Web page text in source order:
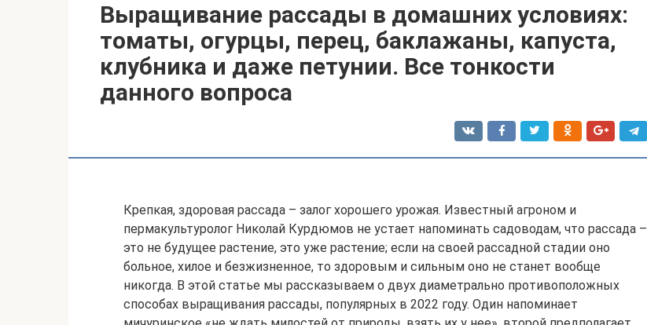
Выращивание рассады в домашних условиях:
томаты, огурцы, перец, баклажаны, капуста,
клубника и даже петунии. Все тонкости
данного вопроса
Крепкая, здоровая рассада – залог хорошего урожая. Известный агроном и
пермакультуролог Николай Курдюмов не устает напоминать садоводам, что рассада –
это не будущее растение, это уже растение; если на своей рассадной стадии оно
больное, хилое и безжизненное, то здоровым и сильным оно не станет вообще
никогда. В этой статье мы рассказываем о двух диаметрально противоположных
способах выращивания рассады, популярных в 2022 году. Один напоминает